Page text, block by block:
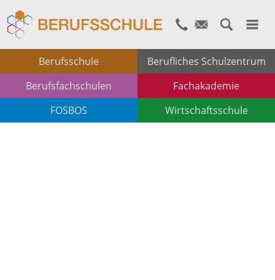
Berufsschule
Berufliches Schulzentrum
Berufsfachschulen
Fachakademie
FOSBOS
Wirtschaftsschule